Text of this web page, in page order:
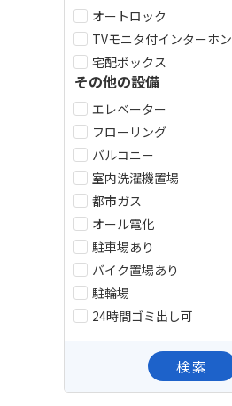
オートロック
TVモニタ付インターホン
宅配ボックス
その他の設備
エレベーター
フローリング
バルコニー
室内洗濯機置場
都市ガス
オール電化
駐車場あり
バイク置場あり
駐輪場
24時間ゴミ出し可
検索